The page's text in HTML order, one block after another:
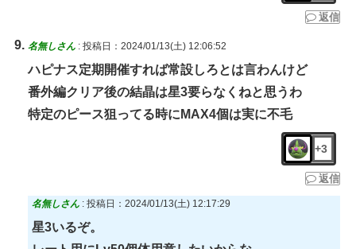
返信
名無しさん : 投稿日：2024/01/13(土) 12:06:52
ハピナス定期開催すれば常設しろとは言わんけど
番外編クリア後の結晶は星3要らなくねと思うわ
特定のピース狙ってる時にMAX4個は実に不毛
+3
返信
名無しさん : 投稿日：2024/01/13(土) 12:17:29
星3いるぞ。